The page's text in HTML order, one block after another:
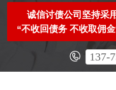
诚信讨债公司坚持采
“不收回债务 不收取佣
137-